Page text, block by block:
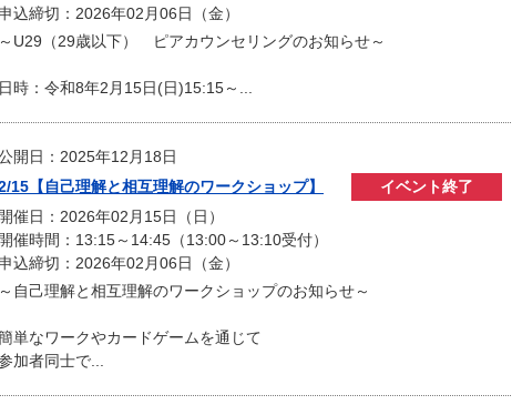
込締切：2026年02月06日（金）
～U29（29歳以下） ピアカウンセリングのお知らせ～
日時：令和8年2月15日(日)15:15～...
開日：2025年12月18日
15【自己理解と相互理解のワークショップ】
イベント終了
開催日：2026年02月15日（日）
開催時間：13:15～14:45（13:00～13:10受付）
込締切：2026年02月06日（金）
～自己理解と相互理解のワークショップのお知らせ～
単なワークやカードゲームを通じて
加者同士で...